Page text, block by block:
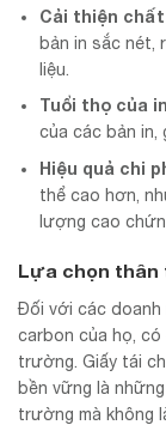
Cải thiện
bản in sắc nét,
liệu.
Tuổi thọ của
của các bản in,
Hiệu quả chi
thể cao hơn,
lượng cao
Lựa chọn thân
Đối với các doanh
carbon của họ, có
trường. Giấy tái
bền vững là
trường mà không